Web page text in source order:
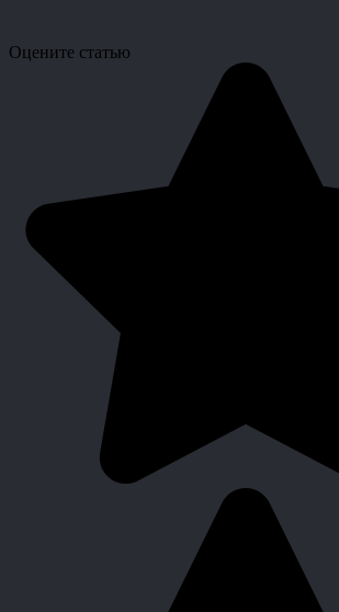
Оцените статью